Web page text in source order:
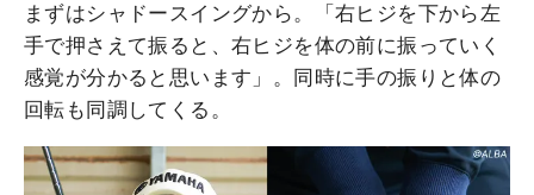
まずはシャドースイングから。「右ヒジを下から左
手で押さえて振ると、右ヒジを体の前に振っていく
感覚が分かると思います」。同時に手の振りと体の
回転も同調してくる。